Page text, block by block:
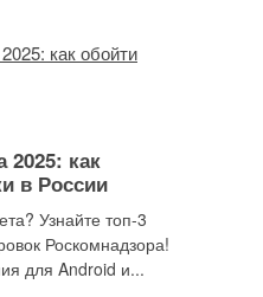
сбор и обработку
конфиденциальности
как
в России
Узнайте топ-3
Роскомнадзора!
для Android и...